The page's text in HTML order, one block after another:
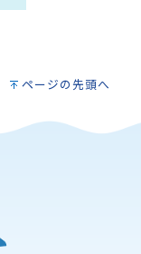
ページの先頭へ